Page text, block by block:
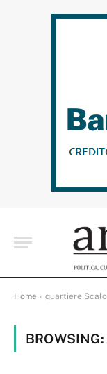
Home » quartiere Scalo
BROWSING: